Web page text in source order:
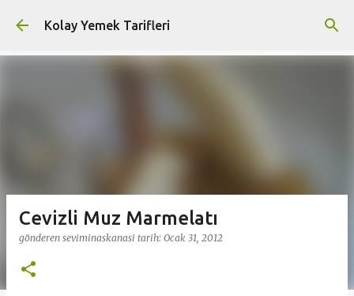
Ana içeriğe atla
Kolay Yemek Tarifleri
Cevizli Muz Marmelatı
gönderen seviminaskanasi tarih: Ocak 31, 2012